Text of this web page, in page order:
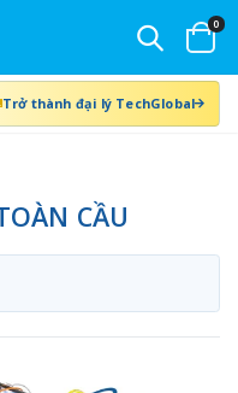
0
Trở thành đại lý TechGlobal
CẦU